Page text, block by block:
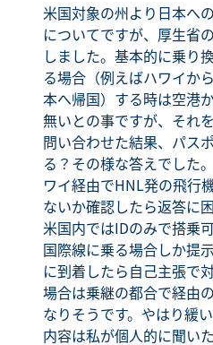
米国対象の州より日本へ
についてですが、厚生省
しました。基本的に乗り
る場合（例えばハワイか
本へ帰国）する時は空港
無いとの事ですが、それ
問い合わせた結果、パス
る？その様な答えでした
ワイ経由でHNL発の飛行
ないか確認したら返答に
米国内ではIDのみで搭乗
国際線に乗る場合しか提
に到着したら自己主張で
場合は乗継の都合で経由
なりそうです。やはり緩
内容は私が個人的に聞い